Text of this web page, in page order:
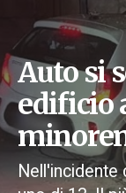
Auto si
edificio
Nell'incidente